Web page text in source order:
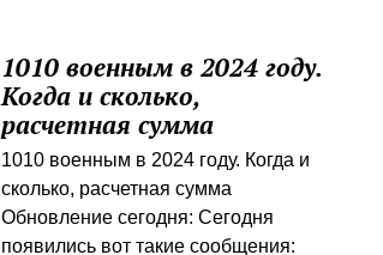
1010 военным в 2024 году.
Когда и сколько,
расчетная сумма
1010 военным в 2024 году. Когда и
сколько, расчетная сумма
Обновление сегодня: Сегодня
появились вот такие сообщения: